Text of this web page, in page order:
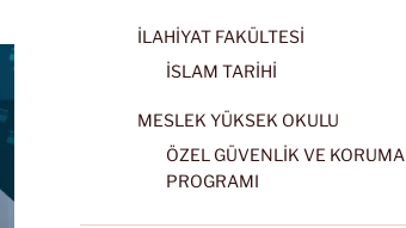
İLAHİYAT FAKÜLTESİ
İSLAM TARİHİ
MESLEK YÜKSEK OKULU
ÖZEL GÜVENLİK VE KORUMA
PROGRAMI